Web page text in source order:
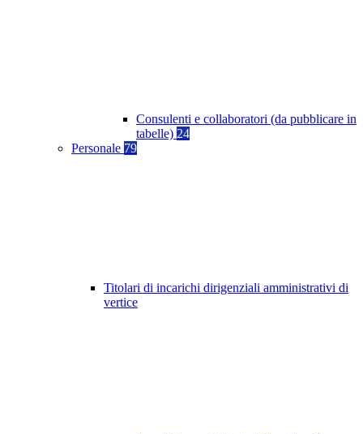
Consulenti e collaboratori (da pubblicare in
tabelle) 24
Personale 79
Titolari di incarichi dirigenziali amministrativi di
vertice